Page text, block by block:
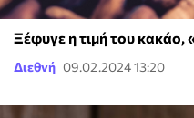
Ξέφυγε η τιμή του κακάο,
Διεθνή 09.02.2024 13:20